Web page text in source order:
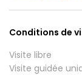
Conditions de
Visite libre
Visite guidée